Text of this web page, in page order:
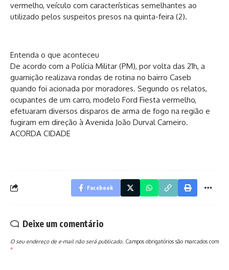
vermelho, veículo com características semelhantes ao
utilizado pelos suspeitos presos na quinta-feira (2).
Entenda o que aconteceu
De acordo com a Polícia Militar (PM), por volta das 21h, a
guarnição realizava rondas de rotina no bairro Caseb
quando foi acionada por moradores. Segundo os relatos,
ocupantes de um carro, modelo Ford Fiesta vermelho,
efetuaram diversos disparos de arma de fogo na região e
fugiram em direção à Avenida João Durval Carneiro.
ACORDA CIDADE
Facebook
Deixe um comentário
O seu endereço de e-mail não será publicado. Campos obrigatórios são marcados com
*